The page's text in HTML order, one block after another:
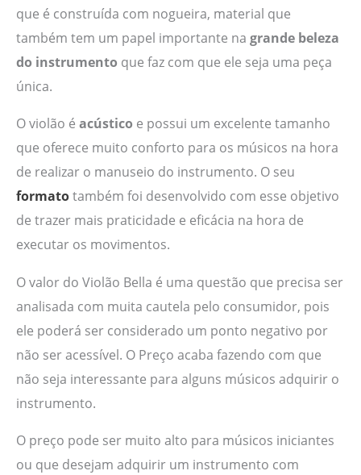
que é construída com nogueira, material que
também tem um papel importante na grande beleza
do instrumento que faz com que ele seja uma peça
única.
O violão é acústico e possui um excelente tamanho
que oferece muito conforto para os músicos na hora
de realizar o manuseio do instrumento. O seu
formatotambém foi desenvolvido com esse objetivo
de trazer mais praticidade e eficácia na hora de
executar os movimentos.
O valor do Violão Bella é uma questão que precisa ser
analisada com muita cautela pelo consumidor, pois
ele poderá ser considerado um ponto negativo por
não ser acessível. O Preço acaba fazendo com que
não seja interessante para alguns músicos adquirir o
instrumento.
O preço pode ser muito alto para músicos iniciantes
ou que desejam adquirir um instrumento com